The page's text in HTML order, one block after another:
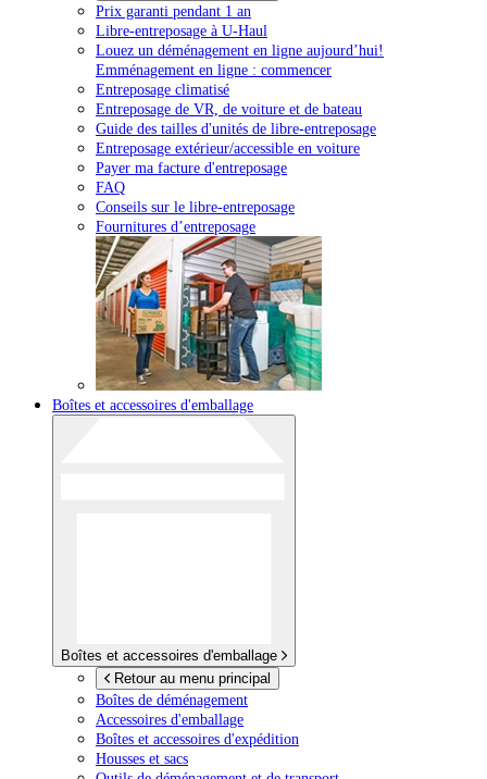
Prix garanti pendant 1 an
Libre-entreposage à U-Haul
Louez un déménagement en ligne aujourd’hui!
Emménagement en ligne : commencer
Entreposage climatisé
Entreposage de VR, de voiture et de bateau
Guide des tailles d'unités de libre-entreposage
Entreposage extérieur/accessible en voiture
Payer ma facture d'entreposage
FAQ
Conseils sur le libre-entreposage
Fournitures d’entreposage
Boîtes et accessoires d'emballage
Boîtes et accessoires d'emballage
Retour au menu principal
Boîtes de déménagement
Accessoires d'emballage
Boîtes et accessoires d'expédition
Housses et sacs